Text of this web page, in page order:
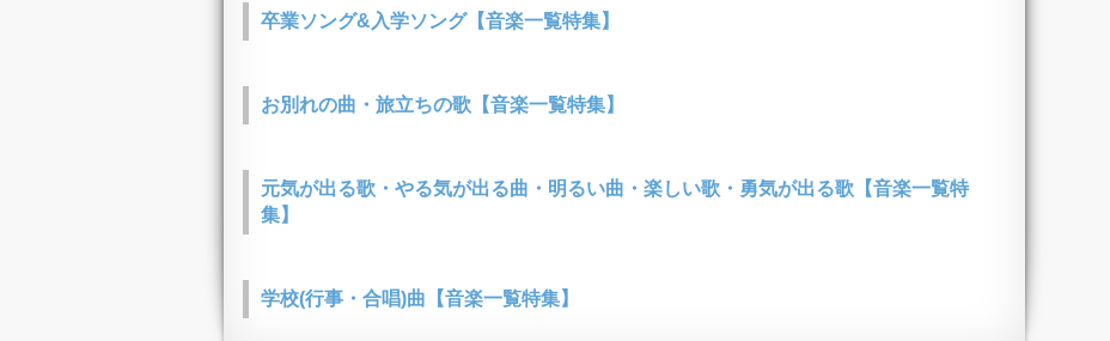
卒業ソング&入学ソング【音楽一覧特集】
お別れの曲・旅立ちの歌【音楽一覧特集】
元気が出る歌・やる気が出る曲・明るい曲・楽しい歌・勇気が出る歌【音楽一覧特
集】
学校(行事・合唱)曲【音楽一覧特集】